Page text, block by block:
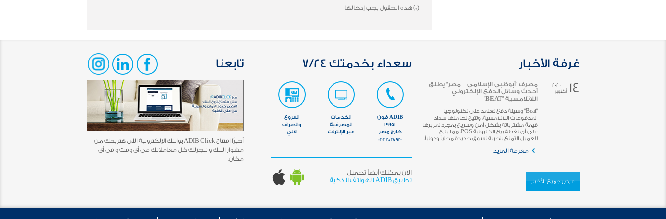
(*)هذه الحقول يجب إدخالها
غرفة الأخبار
14
2020
أكتوبر
مصرف "أبوظبي الإسلامي – مصر" يطلق
أحدث وسائل الدفع الإلكتروني
اللاتلامسية "BEAT"
"Beat" وسيلة دفع تعتمد على تكنولوجيا
المدفوعات اللاتلامسية، وتتيح لحاملها سداد
قيمة مشترياته بشكل آمن وسريع بمجرد تمريرها
على أى نقطة بيع الكترونية POS، مما يتيح
للعميل التمتع بتجربة تسوق جديدة محلياً ودولياً.
معرفة المزيد
عرض جميع الأخبار
سعداء بخدمتك 7/24
ADIB فون
19951
خارج مصر
9300 28 38 00202
الخدمات
المصرفية
عبر الإنترنت
الفروع
والصراف
الآلي
الآن يمكنك أيضاً تحميل
تطبيق ADIB للهواتف الذكية
تابعنا
أخيرًا افتتاح ADIB Click بوابتك الإلكترونية اللى هتريحك من
مشوار البنك و تنجزلك كل معاملاتك فى أى وقت و فى أى
مكان.